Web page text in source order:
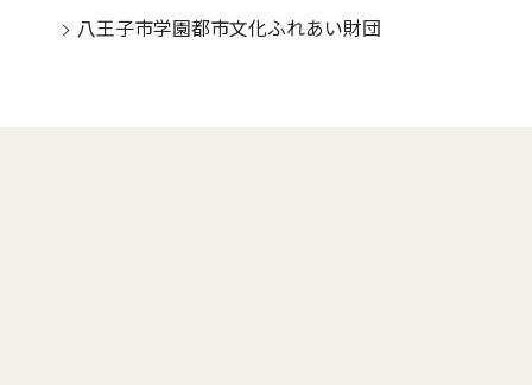
八王子市学園都市文化ふれあい財団